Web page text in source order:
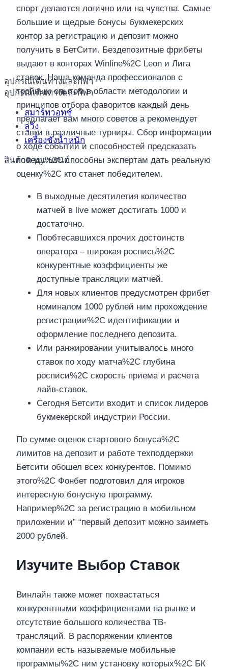
อุปกรณ์เดินทางและกีฬา
อุปกรณ์เดินทางและกีฬา
สมาร์ทวอทช์
ลู่วิ่ง
เครื่องชั่งน้ำหนัก
สินค้าตามแบรนด์
спорт делаются логично или на чувства. Самые
большие и щедрые бонусы букмекерских
контор за регистрацию и депозит можно
получить в БетСити. Бездепозитные фрибеты
выдают в конторах Winline%2C Leon и Лига
ставок. Наша команда профессионалов с
тройным опытом в области методологии и
принципов отбора фаворитов каждый день
предлагает вам много советов а рекомендует
ставки в различные турниры. Сбор информации
о ходе событий и способностей предсказать
победу%2C способны экспертам дать реальную
оценку%2C кто станет победителем.
В выходные десятилетия количество
матчей в live может достигать 1000 и
достаточно.
Пообтесавшихся прочих достоинств
оператора – широкая роспись%2C
конкурентные коэффициенты же
доступные трансляции матчей.
Для новых клиентов предусмотрен фрибет
номиналом 1000 рублей ним прохождение
регистрации%2C идентификации и
оформление последнего депозита.
Или ранжировании учитывалось много
ставок по ходу матча%2C глубина
росписи%2C скорость приема и расчета
лайв-ставок.
Сегодня Бетсити входит и список лидеров
букмекерской индустрии России.
По сумме оценок стартового бонуса%2C
лимитов на депозит и работе техподдержки
Бетсити обошел всех конкурентов. Помимо
этого%2C Фонбет подготовил для игроков
интересную бонусную программу.
Например%2C за регистрацию в мобильном
приложении и” “первый депозит можно заиметь
2000 рублей.
Изучите Выбор Ставок
Винлайн также может похвастаться
конкурентными коэффициентами на рынке и
отсутствие большого количества ТВ-
трансляций. В распоряжении клиентов
компании есть называемые мобильные
программы%2C ним установку которых%2C БК